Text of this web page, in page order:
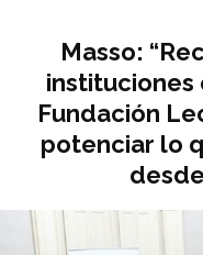
Masso:
Fundación
potenciar lo